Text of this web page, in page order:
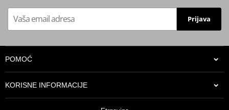
Prijava
POMOĆ
KORISNE INFORMACIJE